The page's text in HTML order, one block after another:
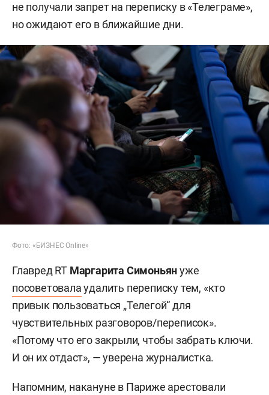
не получали запрет на переписку в «Телеграме»,
но ожидают его в ближайшие дни.
Фото: «БИЗНЕС Online»
Главред RT Маргарита Симоньянуже
посоветовалаудалить переписку тем, «кто
привык пользоваться „Телегой“ для
чувствительных разговоров/переписок».
«Потому что его закрыли, чтобы забрать ключи.
И он их отдаст», — уверена журналистка.
Напомним, накануне в Париже арестовали